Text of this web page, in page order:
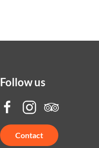
Follow us
Contact